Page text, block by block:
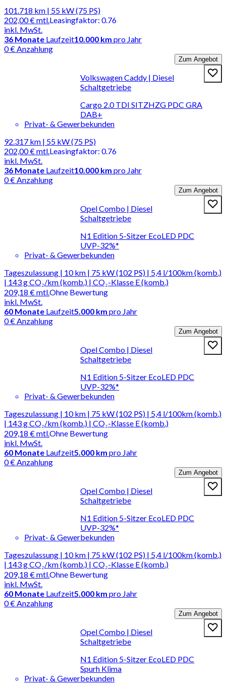
101.718 km | 55 kW (75 PS)
202,00 €mtl.
inkl. MwSt.
Leasingfaktor: 0.76
36 Monate Laufzeit10.000 km pro Jahr
0 € Anzahlung
Zum Angebot
Volkswagen Caddy | Diesel
Schaltgetriebe
Cargo 2.0 TDI SITZHZG PDC GRA
DAB+
Privat- & Gewerbekunden
92.317 km | 55 kW (75 PS)
202,00 €mtl.
inkl. MwSt.
Leasingfaktor: 0.76
36 Monate Laufzeit10.000 km pro Jahr
0 € Anzahlung
Zum Angebot
Opel Combo | Diesel
Schaltgetriebe
N1 Edition 5-Sitzer EcoLED PDC
UVP-32%*
Privat- & Gewerbekunden
Tageszulassung | 10 km | 75 kW (102 PS) | 5,4 l/100km (komb.)
| 143 g CO₂/km (komb.) | CO₂-Klasse E (komb.)
209,18 €mtl.
inkl. MwSt.
Ohne Bewertung
60 Monate Laufzeit5.000 km pro Jahr
0 € Anzahlung
Zum Angebot
Opel Combo | Diesel
Schaltgetriebe
N1 Edition 5-Sitzer EcoLED PDC
UVP-32%*
Privat- & Gewerbekunden
Tageszulassung | 10 km | 75 kW (102 PS) | 5,4 l/100km (komb.)
| 143 g CO₂/km (komb.) | CO₂-Klasse E (komb.)
209,18 €mtl.
inkl. MwSt.
Ohne Bewertung
60 Monate Laufzeit5.000 km pro Jahr
0 € Anzahlung
Zum Angebot
Opel Combo | Diesel
Schaltgetriebe
N1 Edition 5-Sitzer EcoLED PDC
UVP-32%*
Privat- & Gewerbekunden
Tageszulassung | 10 km | 75 kW (102 PS) | 5,4 l/100km (komb.)
| 143 g CO₂/km (komb.) | CO₂-Klasse E (komb.)
209,18 €mtl.
inkl. MwSt.
Ohne Bewertung
60 Monate Laufzeit5.000 km pro Jahr
0 € Anzahlung
Zum Angebot
Opel Combo | Diesel
Schaltgetriebe
N1 Edition 5-Sitzer EcoLED PDC
Spurh Klima
Privat- & Gewerbekunden